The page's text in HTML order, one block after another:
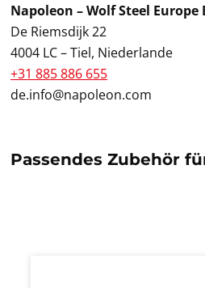
Napoleon – Wolf Steel Europe
De Riemsdijk 22
4004 LC – Tiel, Niederlande
+31 885 886 655
de.info@napoleon.com
Passendes Zubehör